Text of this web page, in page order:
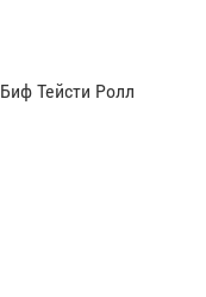
Биф Тейсти Ролл